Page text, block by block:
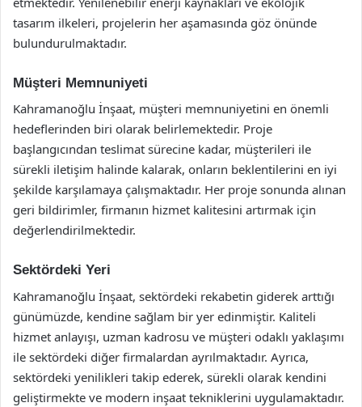
tasarım ilkeleri, projelerin her aşamasında göz önünde
bulundurulmaktadır.
Müşteri Memnuniyeti
Kahramanoğlu İnşaat, müşteri memnuniyetini en önemli
hedeflerinden biri olarak belirlemektedir. Proje
başlangıcından teslimat sürecine kadar, müşterileri ile
sürekli iletişim halinde kalarak, onların beklentilerini en iyi
şekilde karşılamaya çalışmaktadır. Her proje sonunda alınan
geri bildirimler, firmanın hizmet kalitesini artırmak için
değerlendirilmektedir.
Sektördeki Yeri
Kahramanoğlu İnşaat, sektördeki rekabetin giderek arttığı
günümüzde, kendine sağlam bir yer edinmiştir. Kaliteli
hizmet anlayışı, uzman kadrosu ve müşteri odaklı yaklaşımı
ile sektördeki diğer firmalardan ayrılmaktadır. Ayrıca,
sektördeki yenilikleri takip ederek, sürekli olarak kendini
geliştirmekte ve modern inşaat tekniklerini uygulamaktadır.